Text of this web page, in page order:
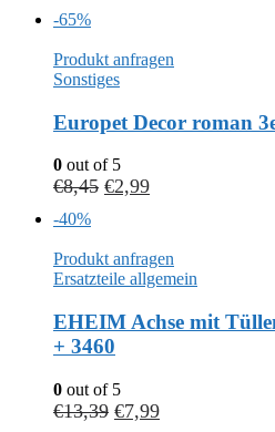
-65%
Produkt anfragen
Sonstiges
Europet Decor roman
0 out of 5
€8,45 €2,99
-40%
Produkt anfragen
Ersatzteile allgemein
EHEIM Achse mit
+ 3460
0 out of 5
€13,39 €7,99